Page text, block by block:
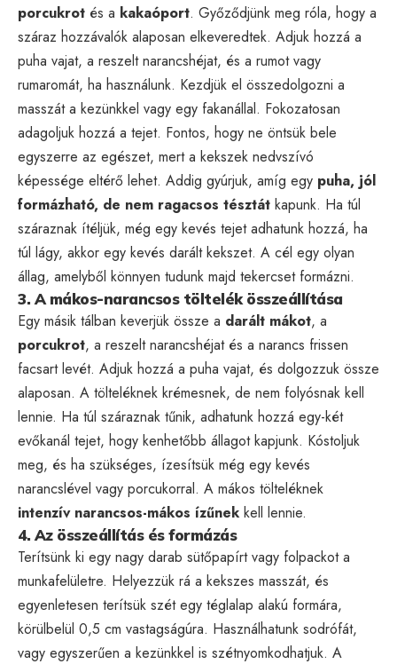
porcukrot és a kakaóport. Győződjünk meg róla, hogy a
száraz hozzávalók alaposan elkeveredtek. Adjuk hozzá a
puha vajat, a reszelt narancshéjat, és a rumot vagy
rumaromát, ha használunk. Kezdjük el összedolgozni a
masszát a kezünkkel vagy egy fakanállal. Fokozatosan
adagoljuk hozzá a tejet. Fontos, hogy ne öntsük bele
egyszerre az egészet, mert a kekszek nedvszívó
képessége eltérő lehet. Addig gyúrjuk, amíg egy puha, jól
formázható, de nem ragacsos tésztát kapunk. Ha túl
száraznak ítéljük, még egy kevés tejet adhatunk hozzá, ha
túl lágy, akkor egy kevés darált kekszet. A cél egy olyan
állag, amelyből könnyen tudunk majd tekercset formázni.
3. A mákos-narancsos töltelék összeállítása
Egy másik tálban keverjük össze a darált mákot, a
porcukrot, a reszelt narancshéjat és a narancs frissen
facsart levét. Adjuk hozzá a puha vajat, és dolgozzuk össze
alaposan. A tölteléknek krémesnek, de nem folyósnak kell
lennie. Ha túl száraznak tűnik, adhatunk hozzá egy-két
evőkanál tejet, hogy kenhetőbb állagot kapjunk. Kóstoljuk
meg, és ha szükséges, ízesítsük még egy kevés
narancslével vagy porcukorral. A mákos tölteléknek
intenzív narancsos-mákos ízűnek kell lennie.
4. Az összeállítás és formázás
Terítsünk ki egy nagy darab sütőpapírt vagy folpackot a
munkafelületre. Helyezzük rá a kekszes masszát, és
egyenletesen terítsük szét egy téglalap alakú formára,
körülbelül 0,5 cm vastagságúra. Használhatunk sodrófát,
vagy egyszerűen a kezünkkel is szétnyomkodhatjuk. A